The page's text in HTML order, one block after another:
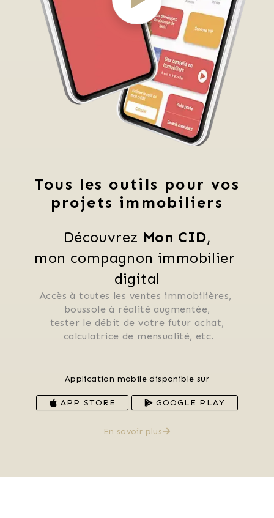
Tous les outils pour vos
projets immobiliers
Découvrez Mon CID,
mon compagnon immobilier
digital
Accès à toutes les ventes immobilières,
boussole à réalité augmentée,
tester le débit de votre futur achat,
calculatrice de mensualité, etc.
Application mobile disponible sur
APP STORE GOOGLE PLAY
En savoir plus